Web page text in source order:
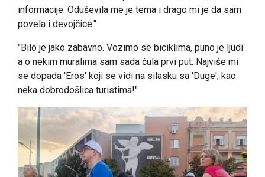
informacije. Oduševila me je tema i drago mi je da sam
povela i devojčice."
"Bilo je jako zabavno. Vozimo se biciklima, puno je ljudi
a o nekim muralima sam sada čula prvi put. Najviše mi
se dopada 'Eros' koji se vidi na silasku sa 'Duge', kao
neka dobrodošlica turistima!"